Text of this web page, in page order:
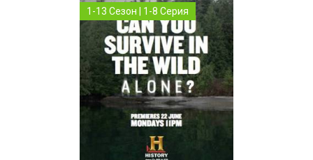
1-13 Сезон | 1-8 Серия